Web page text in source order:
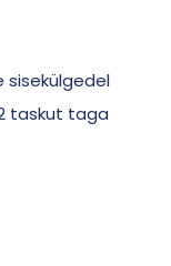
sisekülgedel
taskut taga